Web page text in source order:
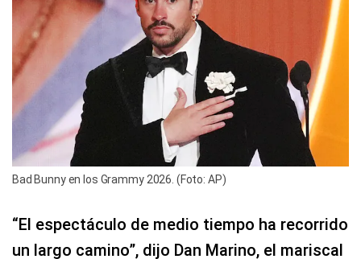
Bad Bunny en los Grammy 2026. (Foto: AP)
“El espectáculo de medio tiempo ha recorrido
un largo camino”, dijo Dan Marino, el mariscal